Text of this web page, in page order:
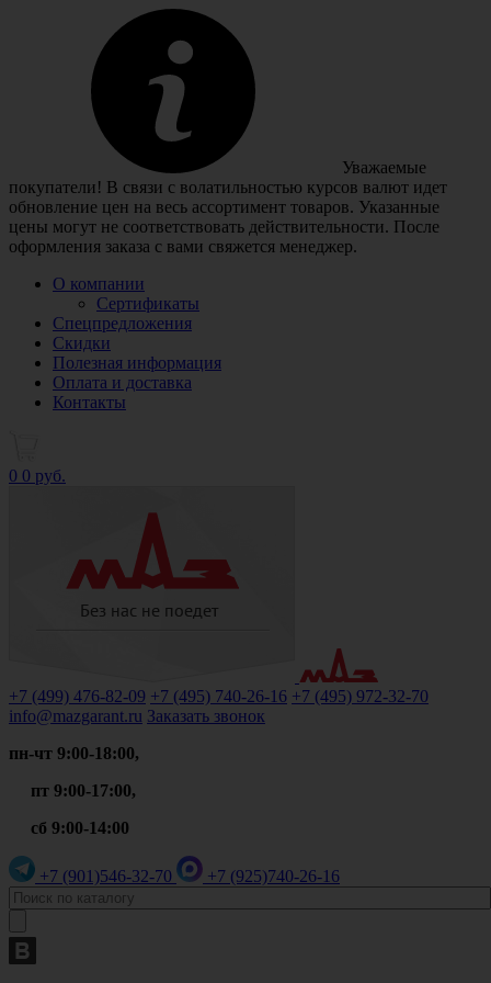
Уважаемые
покупатели! В связи с волатильностью курсов валют идет
обновление цен на весь ассортимент товаров. Указанные
цены могут не соответствовать действительности. После
оформления заказа с вами свяжется менеджер.
О компании
Сертификаты
Спецпредложения
Скидки
Полезная информация
Оплата и доставка
Контакты
0 0 руб.
+7 (499) 476-82-09 +7 (495) 740-26-16 +7 (495) 972-32-70
info@mazgarant.ru Заказать звонок
пн-чт 9:00-18:00,
пт 9:00-17:00,
сб 9:00-14:00
+7 (901)546-32-70 +7 (925)740-26-16